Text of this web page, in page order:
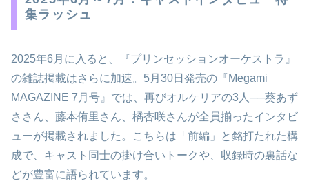
集ラッシュ
2025年6月に入ると、『プリンセッションオーケストラ』
の雑誌掲載はさらに加速。5月30日発売の『Megami
MAGAZINE 7月号』では、再びオルケリアの3人──葵あず
ささん、藤本侑里さん、橘杏咲さんが全員揃ったインタビ
ューが掲載されました。こちらは「前編」と銘打たれた構
成で、キャスト同士の掛け合いトークや、収録時の裏話な
どが豊富に語られています。